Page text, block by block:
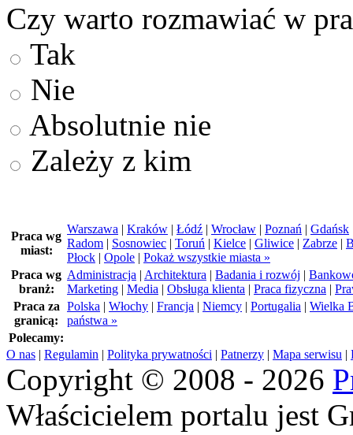
Czy warto rozmawiać w
Tak
Nie
Absolutnie nie
Zależy z kim
Praca wg
miast:
Warszawa | Kraków | Łódź | Wrocław | Poznań | Gdańsk
Radom | Sosnowiec | Toruń | Kielce | Gliwice | Zabrze |
Płock | Opole | Pokaż wszystkie miasta »
Praca wg
branż:
Administracja | Architektura | Badania i rozwój |
Marketing | Media | Obsługa klienta | Praca fizyczna |
Praca za
granicą:
Polska | Włochy | Francja | Niemcy | Portugalia | Wielka
państwa »
Polecamy:
O nas | Regulamin | Polityka prywatności | Patnerzy | Mapa serwisu |
Copyright © 2008 - 2026
Właścicielem portalu jest